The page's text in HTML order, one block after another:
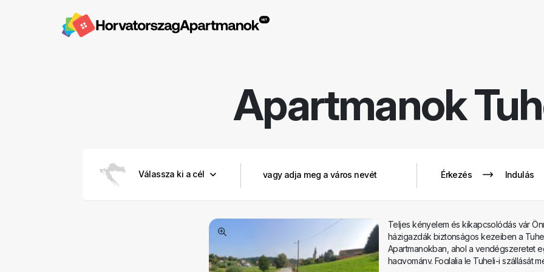
Apartmanok
Válassza ki a cél
Teljes kényelem és kikapcsolódás vár
házigazdák biztonságos kezeiben a
Apartmanokban, ahol a vendégszeretet
hagyomány. Foglalja le Tuhelj-i szállását
Szűrők